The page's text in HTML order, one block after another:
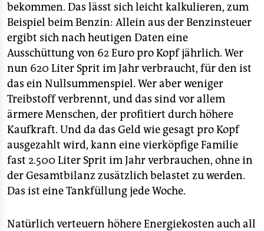
bekommen. Das lässt sich leicht kalkulieren, zum
Beispiel beim Benzin: Allein aus der Benzinsteuer
ergibt sich nach heutigen Daten eine
Ausschüttung von 62 Euro pro Kopf jährlich. Wer
nun 620 Liter Sprit im Jahr verbraucht, für den ist
das ein Nullsummenspiel. Wer aber weniger
Treibstoff verbrennt, und das sind vor allem
ärmere Menschen, der profitiert durch höhere
Kaufkraft. Und da das Geld wie gesagt pro Kopf
ausgezahlt wird, kann eine vierköpfige Familie
fast 2.500 Liter Sprit im Jahr verbrauchen, ohne in
der Gesamtbilanz zusätzlich belastet zu werden.
Das ist eine Tankfüllung jede Woche.
Natürlich verteuern höhere Energiekosten auch all